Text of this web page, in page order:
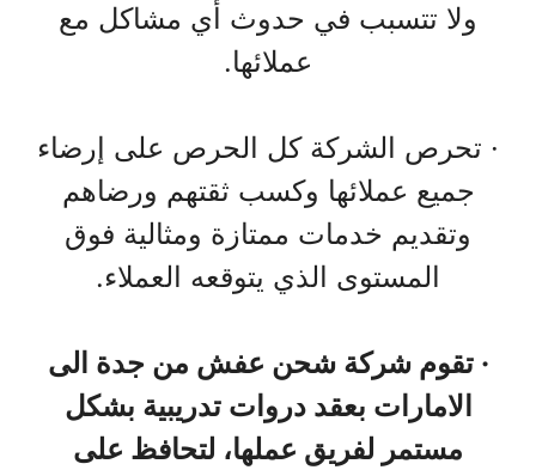
ولا تتسبب في حدوث أي مشاكل مع
عملائها.
· تحرص الشركة كل الحرص على إرضاء
جميع عملائها وكسب ثقتهم ورضاهم
وتقديم خدمات ممتازة ومثالية فوق
المستوى الذي يتوقعه العملاء.
· تقوم شركة شحن عفش من جدة الى
الامارات بعقد دروات تدريبية بشكل
مستمر لفريق عملها، لتحافظ على